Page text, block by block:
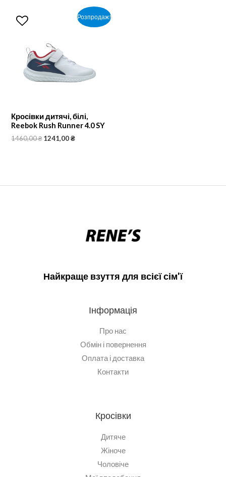
Розпродаж!
Кросівки дитячі, білі,
Reebok Rush Runner 4.0 SY
1460,00₴ 1241,00₴
Найкраще взуття для всієї сім'ї
Інформація
Про нас
Обмін і повернення
Оплата і доставка
Контакти
Кросівки
Дитяче
Жіноче
Чоловіче